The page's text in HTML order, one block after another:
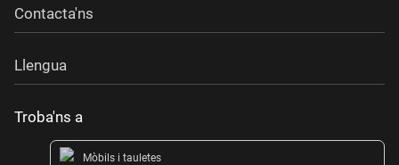
Contacta'ns
Llengua
Troba'ns a
Mòbils i tauletes